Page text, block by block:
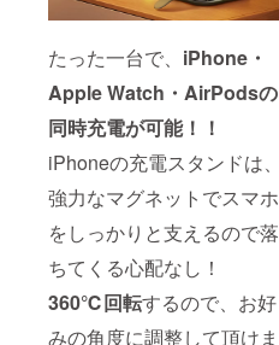
たった一台で、 iPhone・
Apple Watch・AirPodsの
同時充電が可能！！
iPhoneの充電スタンドは、
強力なマグネットでスマホ
をしっかりと支えるので落
ちてくる心配なし！
360℃回転するので、お好
みの角度に調整して頂けま